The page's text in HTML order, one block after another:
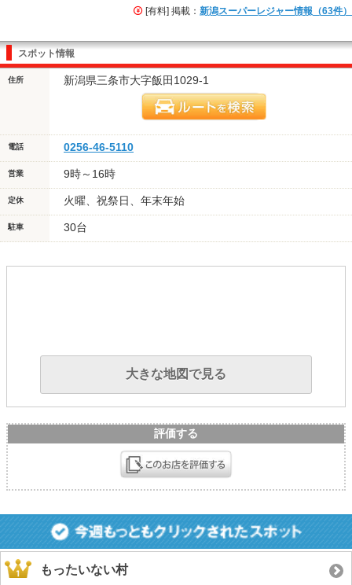
[有料] 掲載： 新潟スーパーレジャー情報（63件）
スポット情報
住所 新潟県三条市大字飯田1029-1
電話 0256-46-5110
営業 9時～16時
定休 火曜、祝祭日、年末年始
駐車 30台
大きな地図で見る
評価する
もったいない村